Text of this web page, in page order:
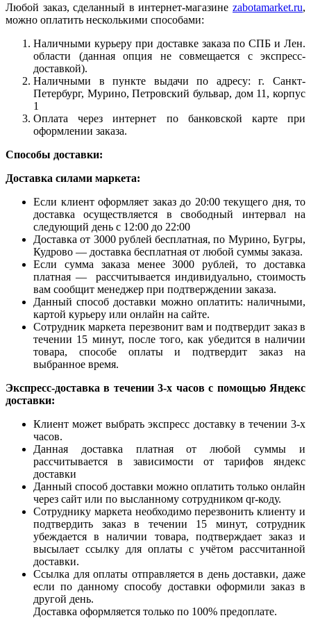
Любой заказ, сделанный в интернет-магазине zabotamarket.ru,
можно оплатить несколькими способами:
Наличными курьеру при доставке заказа по СПБ и Лен.
области (данная опция не совмещается с экспресс-
доставкой).
Наличными в пункте выдачи по адресу: г. Санкт-
Петербург, Мурино, Петровский бульвар, дом 11, корпус
1
Оплата через интернет по банковской карте при
оформлении заказа.
Способы доставки:
Доставка силами маркета:
Если клиент оформляет заказ до 20:00 текущего дня, то
доставка осуществляется в свободный интервал на
следующий день с 12:00 до 22:00
Доставка от 3000 рублей бесплатная, по Мурино, Бугры,
Кудрово — доставка бесплатная от любой суммы заказа.
Если сумма заказа менее 3000 рублей, то доставка
платная — рассчитывается индивидуально, стоимость
вам сообщит менеджер при подтверждении заказа.
Данный способ доставки можно оплатить: наличными,
картой курьеру или онлайн на сайте.
Сотрудник маркета перезвонит вам и подтвердит заказ в
течении 15 минут, после того, как убедится в наличии
товара, способе оплаты и подтвердит заказ на
выбранное время.
Экспресс-доставка в течении 3-х часов с помощью Яндекс
доставки:
Клиент может выбрать экспресс доставку в течении 3-х
часов.
Данная доставка платная от любой суммы и
рассчитывается в зависимости от тарифов яндекс
доставки
Данный способ доставки можно оплатить только онлайн
через сайт или по высланному сотрудником qr-коду.
Сотруднику маркета необходимо перезвонить клиенту и
подтвердить заказ в течении 15 минут, сотрудник
убеждается в наличии товара, подтверждает заказ и
высылает ссылку для оплаты с учётом рассчитанной
доставки.
Ссылка для оплаты отправляется в день доставки, даже
если по данному способу доставки оформили заказ в
другой день.
Доставка оформляется только по 100% предоплате.